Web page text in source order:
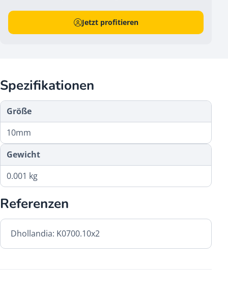
Jetzt profitieren
Spezifikationen
Größe
10mm
Gewicht
0.001 kg
Referenzen
Dhollandia: K0700.10x2